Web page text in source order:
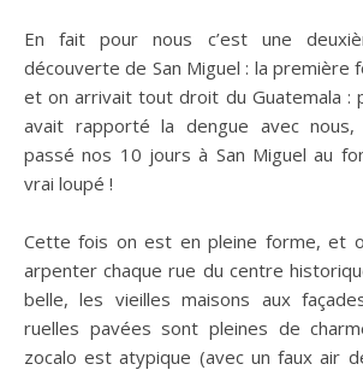
En fait pour nous c’est une
découverte de San Miguel : la première
et on arrivait tout droit du Guatemala :
avait rapporté la dengue avec
passé nos 10 jours à San Miguel au
vrai loupé !
Cette fois on est en pleine forme, et
arpenter chaque rue du centre
belle, les vieilles maisons aux
ruelles pavées sont pleines de
zocalo est atypique (avec un faux air